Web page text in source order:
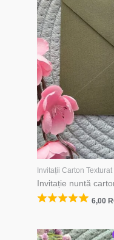
Invitații Carton Texturat
Invitație nuntă
6,00